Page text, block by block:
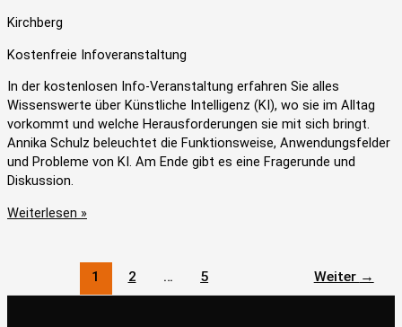
Kirchberg
Kostenfreie Infoveranstaltung
In der kostenlosen Info-Veranstaltung erfahren Sie alles
Wissenswerte über Künstliche Intelligenz (KI), wo sie im Alltag
vorkommt und welche Herausforderungen sie mit sich bringt.
Annika Schulz beleuchtet die Funktionsweise, Anwendungsfelder
und Probleme von KI. Am Ende gibt es eine Fragerunde und
Diskussion.
Weiterlesen »
1 2 … 5 Weiter →